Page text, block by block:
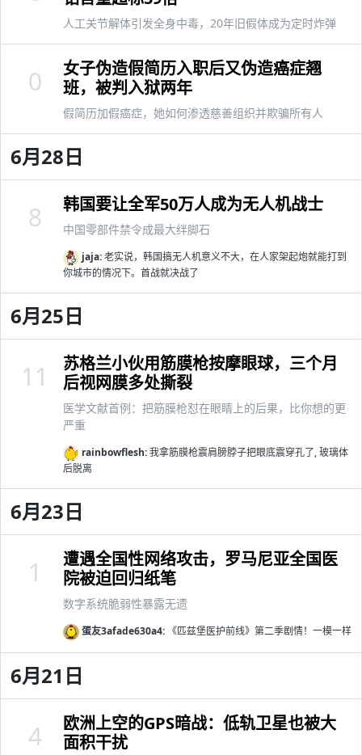
人工关节解体引发全身中毒，20年旧假体成为定时炸弹
女子伪造假简历入职后又伪造癌症翘
班，被判入狱两年
假简历加假癌症，她如何渗透慈善组织并欺骗所有人
0
6月28日
韩国要让全军50万人成为无人机战士
中国零部件禁令成最大绊脚石
jaja:老实说，韩国搞无人机意义不大，在人家架起炮就能打到
你城市的情况下。首战就决战了
8
6月25日
苏格兰小伙用筋膜枪按摩眼球，三个月
后视网膜多处撕裂
医学文献首例：把筋膜枪怼在眼睛上的后果，比你想的更
严重
rainbowflesh:我拿筋膜枪震肩膀脖子把眼底震穿孔了, 玻璃体
后脱离
11
6月23日
遭遇全国性网络攻击，罗马尼亚全国医
院被迫回归纸笔
数字系统脆弱性暴露无遗
蛋友3afade630a4: 《匹兹堡医护前线》第二季剧情！一模一样
1
6月21日
欧洲上空的GPS暗战：低轨卫星也被大
面积干扰
4